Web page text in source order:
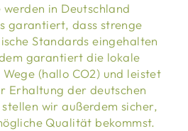
werden in Deutschland
garantiert, dass strenge
Standards eingehalten
garantiert die lokale
(hallo CO2) und leistet
Erhaltung der deutschen
wir außerdem sicher,
Qualität bekommst.